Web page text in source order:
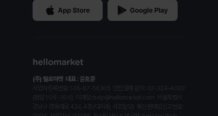
(주) 헬로마켓 대표 : 윤효준